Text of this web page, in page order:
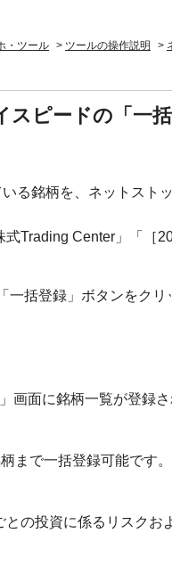
・ツール > ツールの操作説明 >
スピードの「一
る銘柄を、ネットスト
Trading Center」「［
一括登録」ボタンをクリ
画面に銘柄一覧が登録
まで一括登録可能です
との投資に係るリスクお